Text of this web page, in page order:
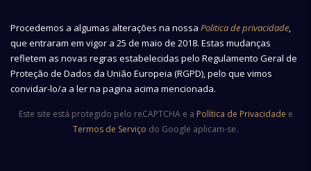
Procedemos a algumas alterações na nossa Politica de privacidade,
que entraram em vigor a 25 de maio de 2018. Estas mudanças
refletem as novas regras estabelecidas pelo Regulamento Geral de
Proteção de Dados da União Europeia (RGPD), pelo que vimos
convidar-lo/a a ler na pagina acima mencionada.
Este site está protegido pelo reCAPTCHA e a Política de Privacidade e
Termos de Serviço do Google aplicam-se.